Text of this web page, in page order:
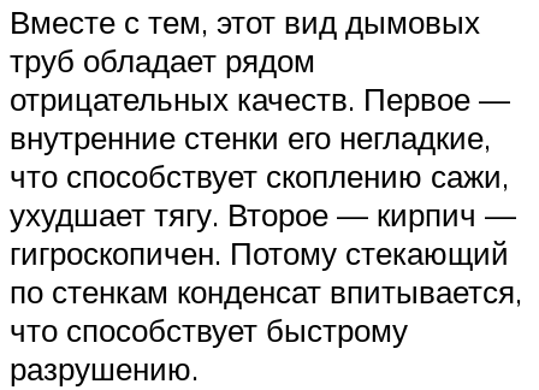
Вместе с тем, этот вид дымовых
труб обладает рядом
отрицательных качеств. Первое —
внутренние стенки его негладкие,
что способствует скоплению сажи,
ухудшает тягу. Второе — кирпич —
гигроскопичен. Потому стекающий
по стенкам конденсат впитывается,
что способствует быстрому
разрушению.